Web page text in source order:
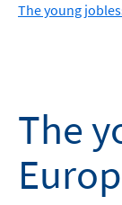
The young
The